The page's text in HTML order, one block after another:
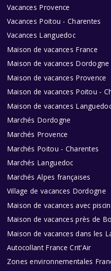
Vacances Provence
Vacances Poitou - Charentes
Vacances Languedoc
Maison de vacances France
Maison de vacances Dordogne
Maison de vacances Provence
Maison de vacances Poitou -
Maison de vacances
Marchés Dordogne
Marchés Provence
Marchés Poitou - Charentes
Marchés Languedoc
Marchés Alpes françaises
Village de vacances Dordogne
Maison de vacances avec
Maison de vacances près de
Maison de vacances dans les
Autocollant France Crit'Air
Zones environnementales